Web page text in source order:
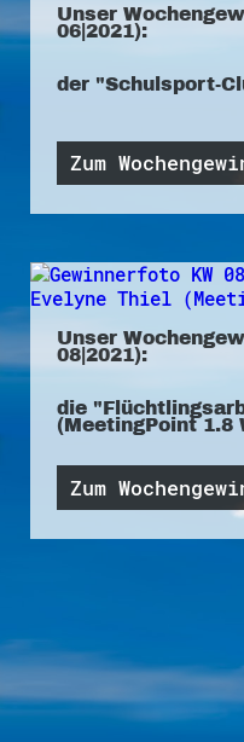
Unser
06|2021):
der "Schulsport-
Zum
Unser
08|2021):
die
(MeetingPoint 1.8
Zum